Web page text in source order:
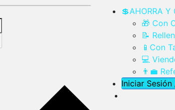
💲AHORRA Y
🎁 Con
📝
📱Con
💻
👨‍💼
Iniciar